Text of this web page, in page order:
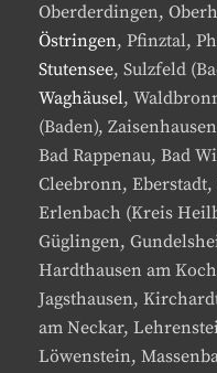
Oberderdingen,
Östringen, Pfinztal,
Stutensee, Sulzfeld
Waghäusel,
(Baden),
Bad Rappenau, Bad
Cleebronn,
Erlenbach (Kreis
Güglingen,
Hardthausen am
Jagsthausen,
am Neckar,
Löwenstein,